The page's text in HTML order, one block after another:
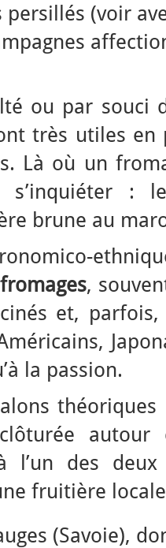
(voir
ou par souci
très utiles en
Là où un
s’inquiéter :
brune au
,
et,
la passion.
théoriques
autour
l’un des deux
fruitière
(Savoie),